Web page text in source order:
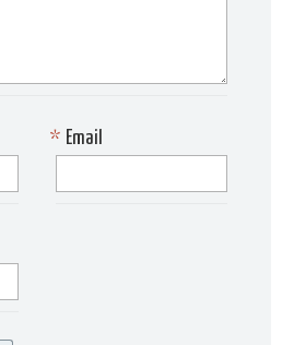
Email
*